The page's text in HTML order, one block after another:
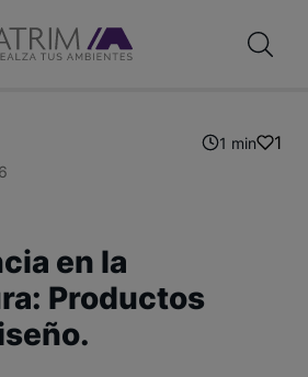
1 min 1
en la
Productos